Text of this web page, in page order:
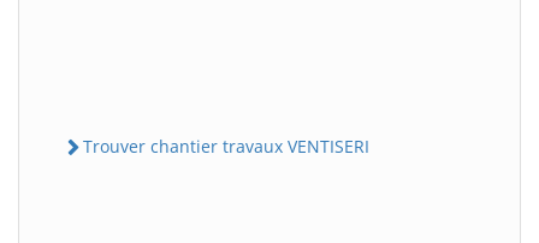
Trouver chantier travaux VENTISERI